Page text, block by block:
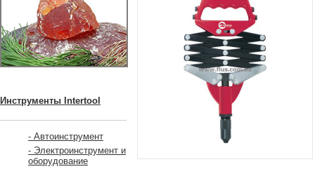
Инструменты Intertool
- Автоинструмент
- Электроинструмент и
оборудование